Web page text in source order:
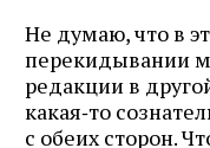
Не думаю, что в
перекидывании
редакции в
какая‑то
с обеих сторон.